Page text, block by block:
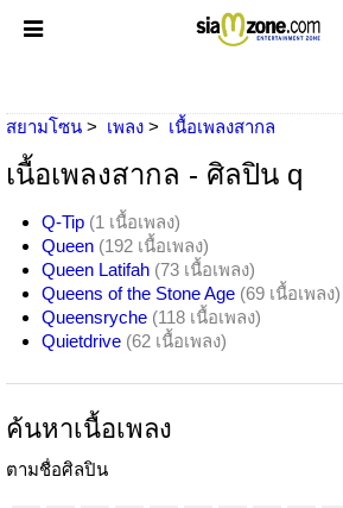
สยามโซน เพลง เนื้อเพลงสากล
เนื้อเพลงสากล - ศิลปิน q
Q-Tip (1 เนื้อเพลง)
Queen (192 เนื้อเพลง)
Queen Latifah (73 เนื้อเพลง)
Queens of the Stone Age (69 เนื้อเพลง)
Queensryche (118 เนื้อเพลง)
Quietdrive (62 เนื้อเพลง)
ค้นหาเนื้อเพลง
ตามชื่อศิลปิน